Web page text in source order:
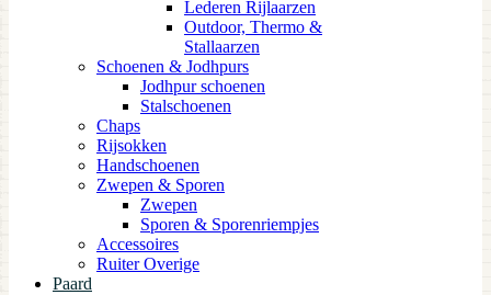
Lederen Rijlaarzen
Outdoor, Thermo &
Stallaarzen
Schoenen & Jodhpurs
Jodhpur schoenen
Stalschoenen
Chaps
Rijsokken
Handschoenen
Zwepen & Sporen
Zwepen
Sporen & Sporenriempjes
Accessoires
Ruiter Overige
Paard